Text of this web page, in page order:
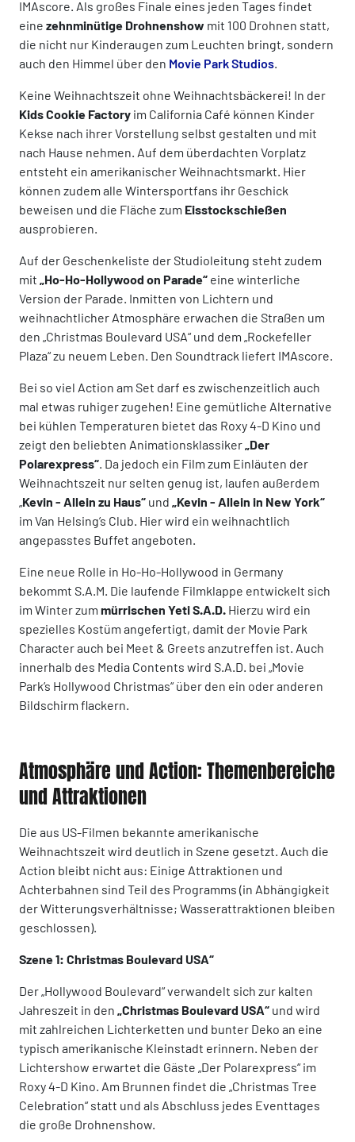
IMAscore. Als großes Finale eines jeden Tages findet
eine zehnminütige Drohnenshow mit 100 Drohnen statt,
die nicht nur Kinderaugen zum Leuchten bringt, sondern
auch den Himmel über den Movie Park Studios.
Keine Weihnachtszeit ohne Weihnachtsbäckerei! In der
Kids Cookie Factory im California Café können Kinder
Kekse nach ihrer Vorstellung selbst gestalten und mit
nach Hause nehmen. Auf dem überdachten Vorplatz
entsteht ein amerikanischer Weihnachtsmarkt. Hier
können zudem alle Wintersportfans ihr Geschick
beweisen und die Fläche zum Eisstockschießen
ausprobieren.
Auf der Geschenkeliste der Studioleitung steht zudem
mit „Ho-Ho-Hollywood on Parade“ eine winterliche
Version der Parade. Inmitten von Lichtern und
weihnachtlicher Atmosphäre erwachen die Straßen um
den „Christmas Boulevard USA“ und dem „Rockefeller
Plaza“ zu neuem Leben. Den Soundtrack liefert IMAscore.
Bei so viel Action am Set darf es zwischenzeitlich auch
mal etwas ruhiger zugehen! Eine gemütliche Alternative
bei kühlen Temperaturen bietet das Roxy 4-D Kino und
zeigt den beliebten Animationsklassiker„Der
Polarexpress“. Da jedoch ein Film zum Einläuten der
Weihnachtszeit nur selten genug ist, laufen außerdem
„Kevin - Allein zu Haus“ und „Kevin - Allein in New York“
im Van Helsing’s Club. Hier wird ein weihnachtlich
angepasstes Buffet angeboten.
Eine neue Rolle in Ho-Ho-Hollywood in Germany
bekommt S.A.M. Die laufende Filmklappe entwickelt sich
im Winter zum mürrischen Yeti S.A.D. Hierzu wird ein
spezielles Kostüm angefertigt, damit der Movie Park
Character auch bei Meet & Greets anzutreffen ist. Auch
innerhalb des Media Contents wird S.A.D. bei „Movie
Park’s Hollywood Christmas“ über den ein oder anderen
Bildschirm flackern.
Atmosphäre und Action: Themenbereiche
und Attraktionen
Die aus US-Filmen bekannte amerikanische
Weihnachtszeit wird deutlich in Szene gesetzt. Auch die
Action bleibt nicht aus: Einige Attraktionen und
Achterbahnen sind Teil des Programms (in Abhängigkeit
der Witterungsverhältnisse; Wasserattraktionen bleiben
geschlossen).
Szene 1: Christmas Boulevard USA“
Der „Hollywood Boulevard“ verwandelt sich zur kalten
Jahreszeit in den „Christmas Boulevard USA“ und wird
mit zahlreichen Lichterketten und bunter Deko an eine
typisch amerikanische Kleinstadt erinnern. Neben der
Lichtershow erwartet die Gäste „Der Polarexpress“ im
Roxy 4-D Kino. Am Brunnen findet die „Christmas Tree
Celebration“ statt und als Abschluss jedes Eventtages
die große Drohnenshow.